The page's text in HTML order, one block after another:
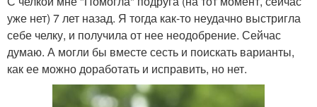
уже нет) 7 лет назад. Я тогда как-то неудачно выстригла
себе челку, и получила от нее неодобрение. Сейчас
думаю. А могли бы вместе сесть и поискать варианты,
как ее можно доработать и исправить, но нет.